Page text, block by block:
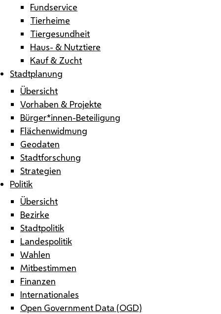
Fundservice
Tierheime
Tiergesundheit
Haus- & Nutztiere
Kauf & Zucht
Stadtplanung
Übersicht
Vorhaben & Projekte
Bürger*innen-Beteiligung
Flächenwidmung
Geodaten
Stadtforschung
Strategien
Politik
Übersicht
Bezirke
Stadtpolitik
Landespolitik
Wahlen
Mitbestimmen
Finanzen
Internationales
Open Government Data (OGD)